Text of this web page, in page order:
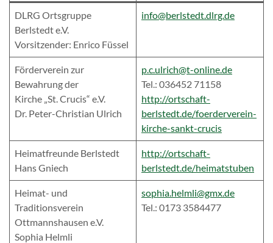
DLRG Ortsgruppe
Berlstedt e.V.
Vorsitzender: Enrico Füssel
info@berlstedt.dlrg.de
Förderverein zur
Bewahrung der
Kirche „St. Crucis“ e.V.
Dr. Peter-Christian Ulrich
p.c.ulrich@t-online.de
Tel.: 036452 71158
http://ortschaft-
berlstedt.de/foerderverein-
kirche-sankt-crucis
Heimatfreunde Berlstedt
Hans Gniech
http://ortschaft-
berlstedt.de/heimatstuben
Heimat- und
Traditionsverein
Ottmannshausen e.V.
Sophia Helmli
sophia.helmli@gmx.de
Tel.: 0173 3584477